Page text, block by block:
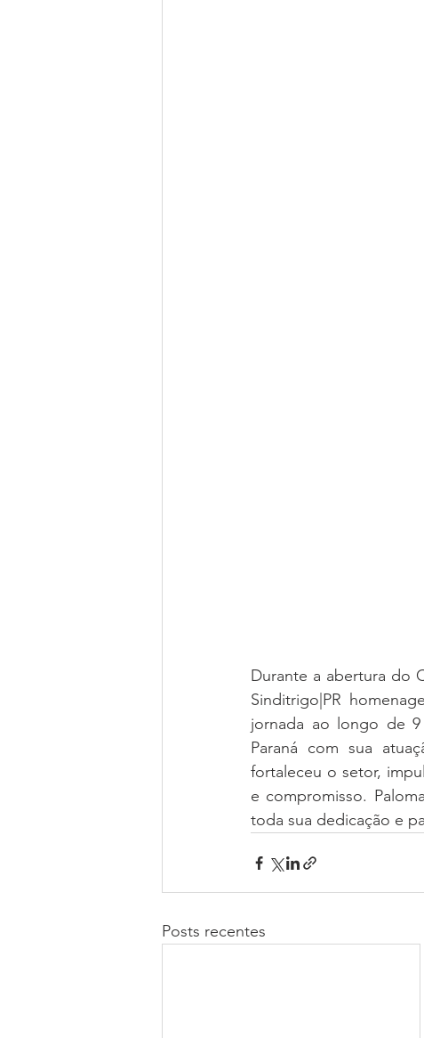
Durante a abertura do
Sinditrigo|PR
jornada ao longo de
Paraná com sua
fortaleceu o setor,
e compromisso.
toda sua dedicação e
Posts recentes